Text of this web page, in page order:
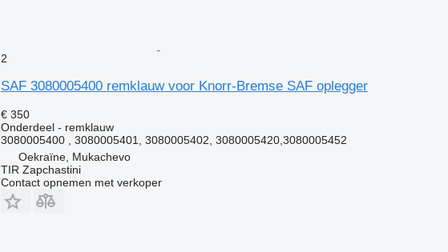
2
SAF 3080005400 remklauw voor Knorr-Bremse SAF oplegger
€ 350
Onderdeel - remklauw
3080005400 , 3080005401, 3080005402, 3080005420,3080005452
Oekraïne, Mukachevo
TIR Zapchastini
Contact opnemen met verkoper